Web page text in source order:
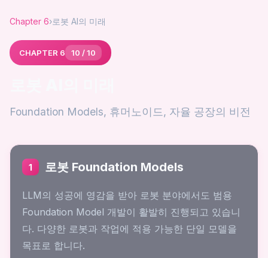
Chapter 6›로봇 AI의 미래
CHAPTER 6 10 / 10
Foundation Models, 휴머노이드, 자율 공장의 비전
1 로봇 Foundation Models
LLM의 성공에 영감을 받아 로봇 분야에서도 범용
Foundation Model 개발이 활발히 진행되고 있습니
다. 다양한 로봇과 작업에 적용 가능한 단일 모델을
목표로 합니다.